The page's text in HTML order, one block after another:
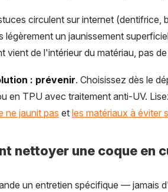
circulent sur internet
légèrement un jaunissement
vient de l'intérieur du matériau, pas
: prévenir. Choisissez dès le
en TPU avec traitement anti-UV.
ne jaunit pas et les matériaux à éviter
nettoyer une coque en
un entretien spécifique — jamais